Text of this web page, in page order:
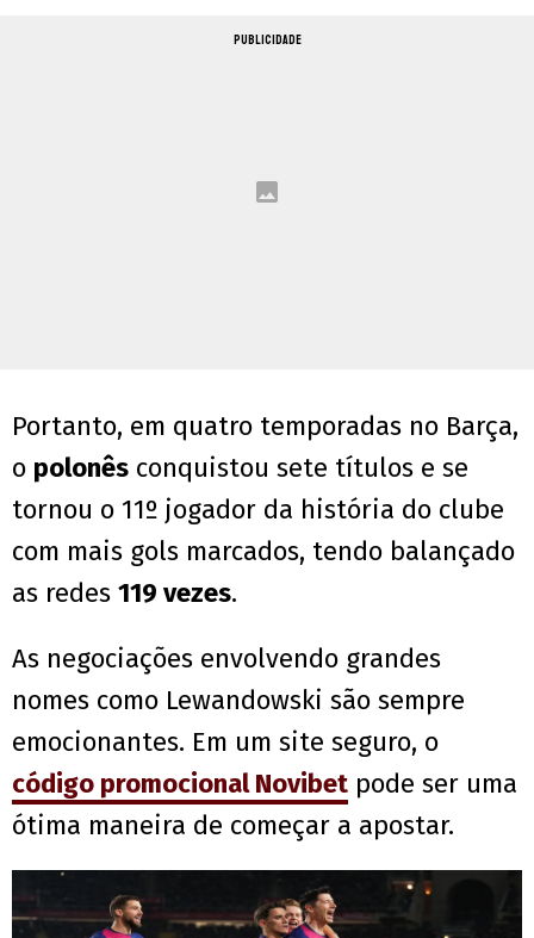
PUBLICIDADE
Portanto, em quatro temporadas no Barça,
o polonês conquistou sete títulos e se
tornou o 11º jogador da história do clube
com mais gols marcados, tendo balançado
as redes 119 vezes.
As negociações envolvendo grandes
nomes como Lewandowski são sempre
emocionantes. Em um site seguro, o
código promocional Novibet pode ser uma
ótima maneira de começar a apostar.